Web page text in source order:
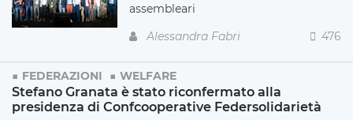
assembleari
Alessandra Fabri
476
FEDERAZIONI WELFARE
Stefano Granata è stato riconfermato alla
presidenza di Confcooperative Federsolidarietà